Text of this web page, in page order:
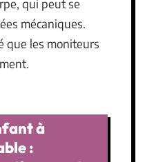
qui peut se
mécaniques.
que les moniteurs
à
: